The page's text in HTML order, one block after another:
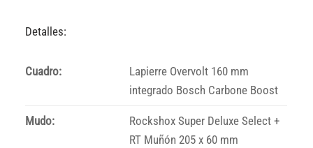
Detalles:
Cuadro:
Lapierre Overvolt 160 mm
integrado Bosch Carbone Boost
Mudo:
Rockshox Super Deluxe Select +
RT Muñón 205 x 60 mm